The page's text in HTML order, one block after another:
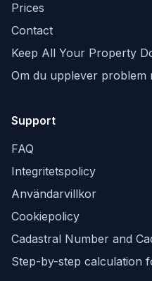
Prices
Contact
Keep All Your Property
Om du upplever problem
Support
FAQ
Integritetspolicy
Användarvillkor
Cookiepolicy
Cadastral Number and
Step-by-step calculation